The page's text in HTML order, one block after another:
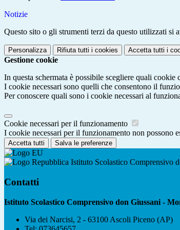
Notizie
Questo sito o gli strumenti terzi da questo utilizzati si
Personalizza Rifiuta tutti i cookies Accetta tutti i
Gestione cookie
In questa schermata è possibile scegliere quali cookie
I cookie necessari sono quelli che consentono il
Per conoscere quali sono i cookie necessari al
Cookie necessari per il funzionamento
I cookie necessari per il funzionamento non possono
Accetta tutti Salva le preferenze
Istituto Scolastico Comprensivo
Contatti
Istituto Scolastico Comprensivo don Giussani -
Via dei Narcisi, 2 - 63100 Ascoli Piceno (AP)